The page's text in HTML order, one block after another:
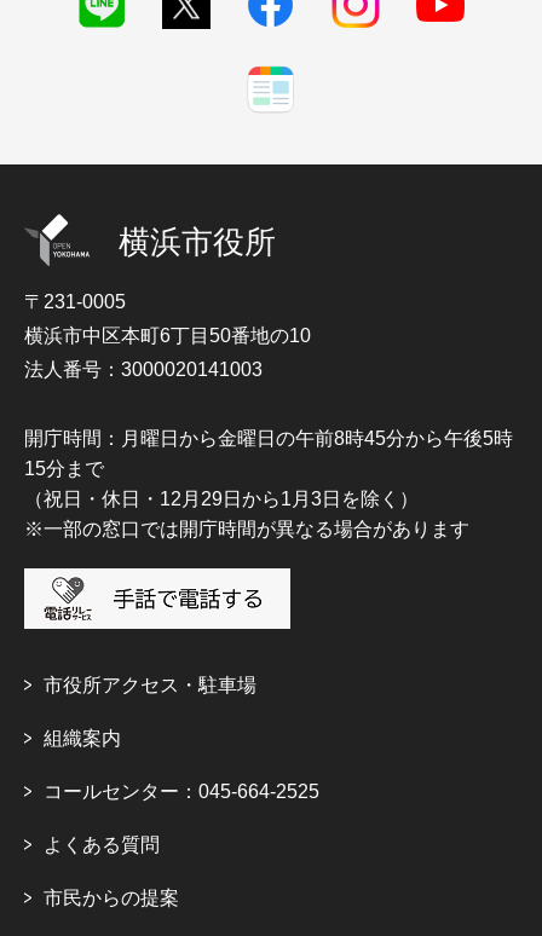
横浜市役所
〒231-0005
横浜市中区本町6丁目50番地の10
法人番号：3000020141003
開庁時間：月曜日から金曜日の午前8時45分から午後5時
15分まで
（祝日・休日・12月29日から1月3日を除く）
※一部の窓口では開庁時間が異なる場合があります
市役所アクセス・駐車場
組織案内
コールセンター：045-664-2525
よくある質問
市民からの提案